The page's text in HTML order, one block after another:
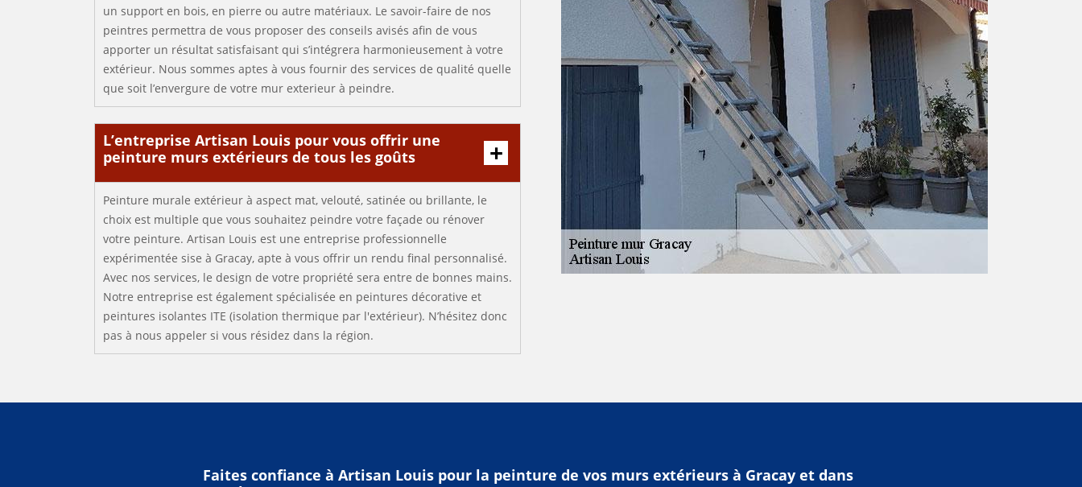
un support en bois, en pierre ou autre matériaux. Le savoir-faire de nos
peintres permettra de vous proposer des conseils avisés afin de vous
apporter un résultat satisfaisant qui s’intégrera harmonieusement à votre
extérieur. Nous sommes aptes à vous fournir des services de qualité quelle
que soit l’envergure de votre mur exterieur à peindre.
L’entreprise Artisan Louis pour vous offrir une
peinture murs extérieurs de tous les goûts
Peinture murale extérieur à aspect mat, velouté, satinée ou brillante, le
choix est multiple que vous souhaitez peindre votre façade ou rénover
votre peinture. Artisan Louis est une entreprise professionnelle
expérimentée sise à Gracay, apte à vous offrir un rendu final personnalisé.
Avec nos services, le design de votre propriété sera entre de bonnes mains.
Notre entreprise est également spécialisée en peintures décorative et
peintures isolantes ITE (isolation thermique par l'extérieur). N’hésitez donc
pas à nous appeler si vous résidez dans la région.
Faites confiance à Artisan Louis pour la peinture de vos murs extérieurs à Gracay et dans